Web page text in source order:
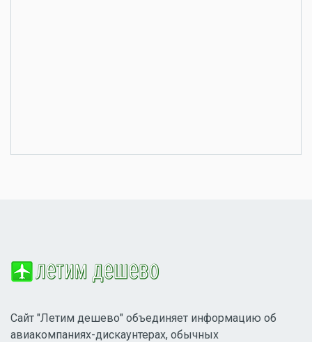
Сайт "Летим дешево" объединяет информацию об
авиакомпаниях-дискаунтерах, обычных